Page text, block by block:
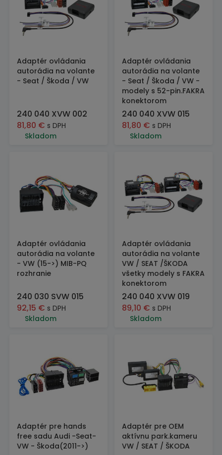
Adaptér ovládania
autorádia na volante
- Seat / Škoda / VW
240 040 XVW 002
81,80 € s DPH
Skladom
Adaptér ovládania
autorádia na volante
- Seat / Škoda / VW -
modely s 52-pin.FAKRA
konektorom
240 040 XVW 015
81,80 € s DPH
Skladom
Adaptér ovládania
autorádia na volante
- VW (15->) MIB-PQ
rozhranie
240 030 SVW 015
92,15 € s DPH
Skladom
Adaptér ovládania
autorádia na volante
VW / SEAT /ŠKODA
všetky modely s FAKRA
konektorom
240 040 XVW 019
89,10 € s DPH
Skladom
Adaptér pre hands
free sadu Audi -Seat-
VW - Škoda(2011->)
Adaptér pre OEM
aktívnu park.kameru
VW / SEAT / ŠKODA